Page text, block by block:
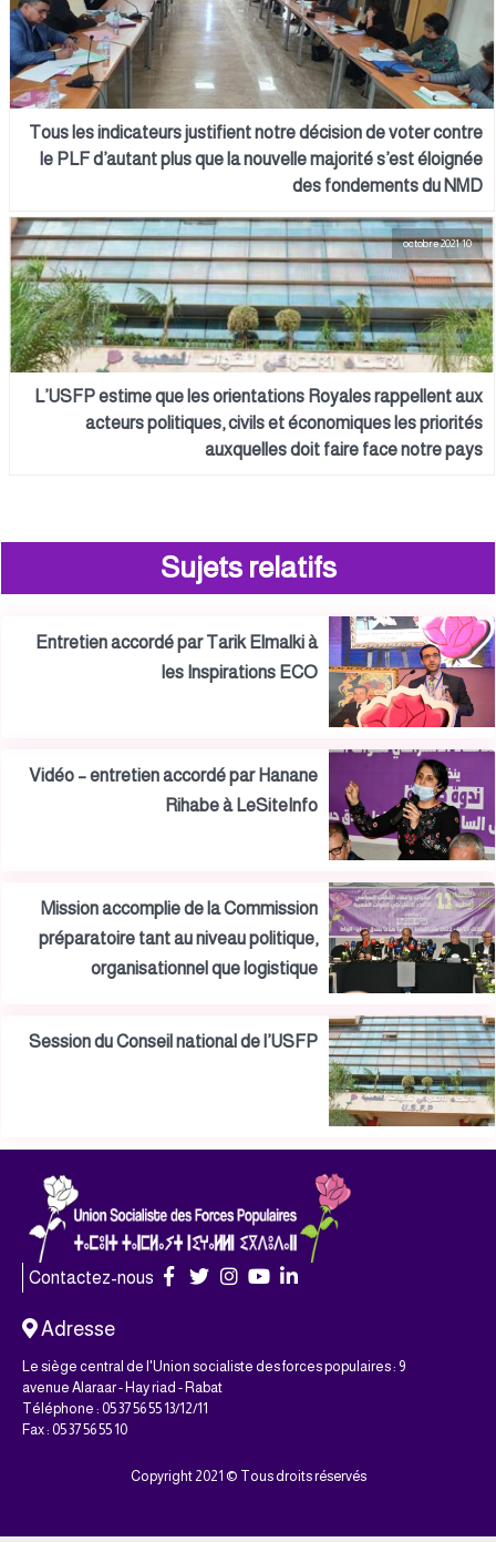
Tous les indicateurs justifient notre décision de voter contre
le PLF d’autant plus que la nouvelle majorité s’est éloignée
des fondements du NMD
10 octobre 2021
L’USFP estime que les orientations Royales rappellent aux
acteurs politiques, civils et économiques les priorités
auxquelles doit faire face notre pays
Sujets relatifs
Entretien accordé par Tarik Elmalki à
les Inspirations ECO
Vidéo – entretien accordé par Hanane
Rihabe à LeSiteInfo
Mission accomplie de la Commission
préparatoire tant au niveau politique,
organisationnel que logistique
Session du Conseil national de l’USFP
Contactez-nous
Adresse
Le siège central de l'Union socialiste des forces populaires : 9
avenue Alaraar - Hay riad - Rabat
Téléphone : 05 37 56 55 13/12/11
Fax : 05 37 56 55 10
Copyright 2021 © Tous droits réservés